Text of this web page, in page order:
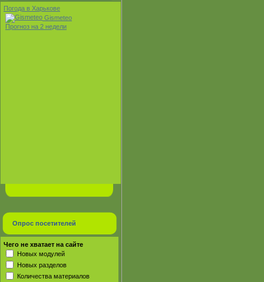
Погода в Харькове
Gismeteo
Прогноз на 2 недели
Опрос посетителей
Чего не хватает на сайте
Новых модулей
Новых разделов
Количества материалов